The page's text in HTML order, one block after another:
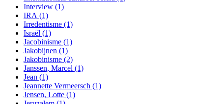
Interview (1)
IRA (1)
Irredentisme (1)
Israël (1)
Jacobinisme (1)
Jakobijnen (1)
Jakobinisme (2)
Janssen, Marcel (1)
Jean (1)
Jeannette Vermeersch (1)
Jensen, Lotte (1)